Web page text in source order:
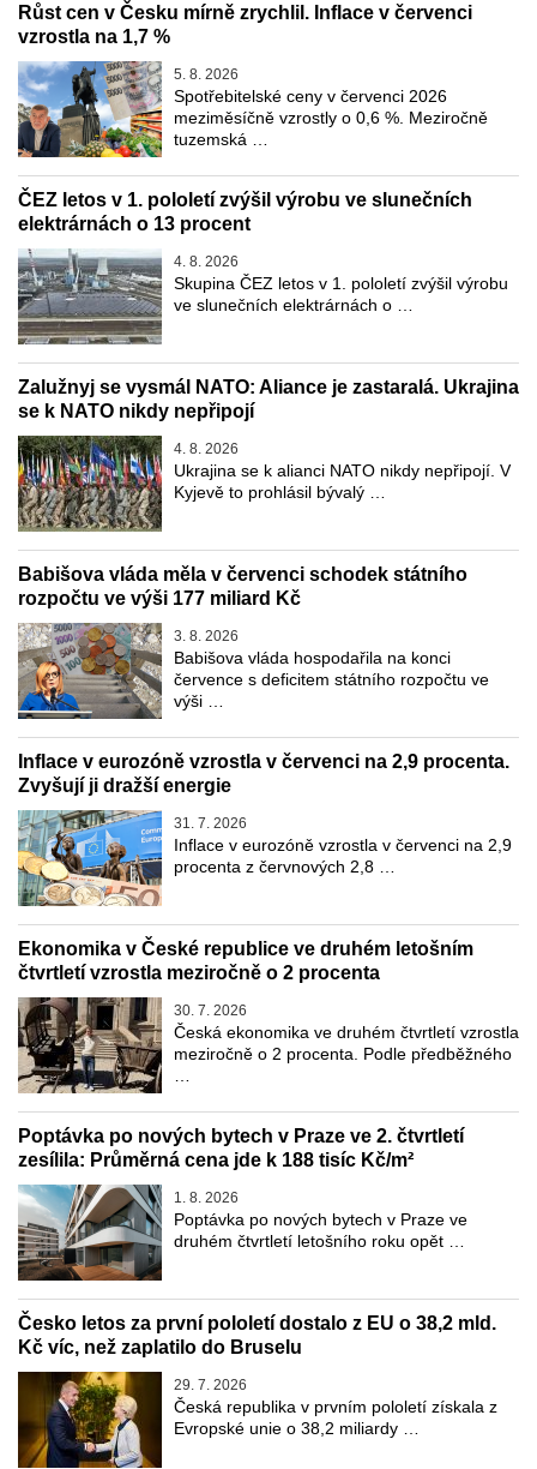
Růst cen v Česku mírně zrychlil. Inflace v červenci
vzrostla na 1,7 %
5. 8. 2026
Spotřebitelské ceny v červenci 2026
meziměsíčně vzrostly o 0,6 %. Meziročně
tuzemská …
ČEZ letos v 1. pololetí zvýšil výrobu ve slunečních
elektrárnách o 13 procent
4. 8. 2026
Skupina ČEZ letos v 1. pololetí zvýšil výrobu
ve slunečních elektrárnách o …
Zalužnyj se vysmál NATO: Aliance je zastaralá. Ukrajina
se k NATO nikdy nepřipojí
4. 8. 2026
Ukrajina se k alianci NATO nikdy nepřipojí. V
Kyjevě to prohlásil bývalý …
Babišova vláda měla v červenci schodek státního
rozpočtu ve výši 177 miliard Kč
3. 8. 2026
Babišova vláda hospodařila na konci
července s deficitem státního rozpočtu ve
výši …
Inflace v eurozóně vzrostla v červenci na 2,9 procenta.
Zvyšují ji dražší energie
31. 7. 2026
Inflace v eurozóně vzrostla v červenci na 2,9
procenta z červnových 2,8 …
Ekonomika v České republice ve druhém letošním
čtvrtletí vzrostla meziročně o 2 procenta
30. 7. 2026
Česká ekonomika ve druhém čtvrtletí vzrostla
meziročně o 2 procenta. Podle předběžného
Poptávka po nových bytech v Praze ve 2. čtvrtletí
zesílila: Průměrná cena jde k 188 tisíc Kč/m²
1. 8. 2026
Poptávka po nových bytech v Praze ve
druhém čtvrtletí letošního roku opět …
Česko letos za první pololetí dostalo z EU o 38,2 mld.
Kč víc, než zaplatilo do Bruselu
29. 7. 2026
Česká republika v prvním pololetí získala z
Evropské unie o 38,2 miliardy …